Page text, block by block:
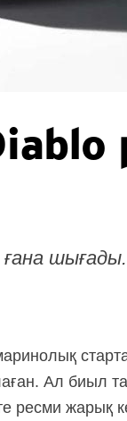
шығады.
Ал биыл
ресми жарық